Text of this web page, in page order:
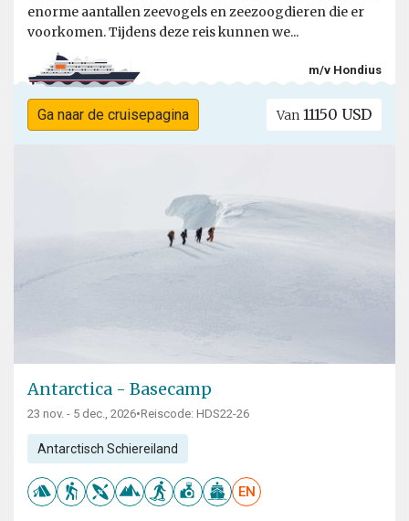
enorme aantallen zeevogels en zeezoogdieren die er
voorkomen. Tijdens deze reis kunnen we...
m/v Hondius
Ga naar de cruisepagina Van 11150 USD
Antarctica - Basecamp
23 nov. - 5 dec., 2026•Reiscode: HDS22-26
Antarctisch Schiereiland
EN